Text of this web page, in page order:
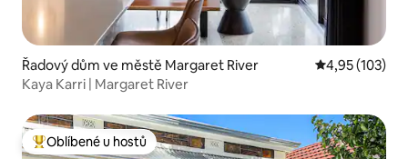
Řadový dům ve městě Margaret River Průměrné
4,95 (103)
Kaya Karri | Margaret River
Nejlepší v kategorii Oblíbené u hostů
Oblíbené u hostů